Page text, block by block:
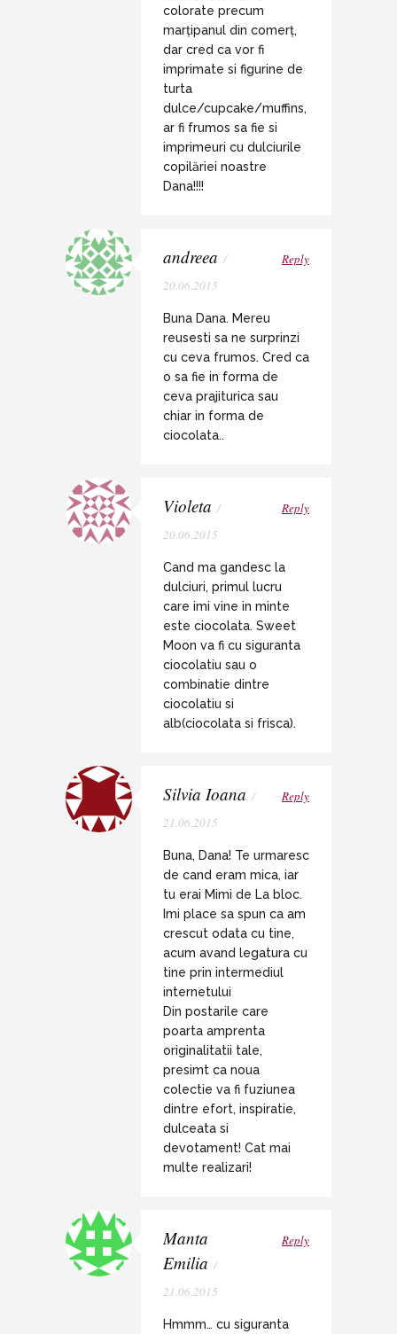
colorate precum
marțipanul din comerț,
dar cred ca vor fi
imprimate si figurine de
turta
dulce/cupcake/muffins,
ar fi frumos sa fie si
imprimeuri cu dulciurile
copilăriei noastre
Dana!!!!
andreea /
20.06.2015
Reply
Buna Dana. Mereu
reusesti sa ne surprinzi
cu ceva frumos. Cred ca
o sa fie in forma de
ceva prajiturica sau
chiar in forma de
ciocolata..
Violeta /
20.06.2015
Reply
Cand ma gandesc la
dulciuri, primul lucru
care imi vine in minte
este ciocolata. Sweet
Moon va fi cu siguranta
ciocolatiu sau o
combinatie dintre
ciocolatiu si
alb(ciocolata si frisca).
Silvia Ioana /
21.06.2015
Reply
Buna, Dana! Te urmaresc
de cand eram mica, iar
tu erai Mimi de La bloc.
Imi place sa spun ca am
crescut odata cu tine,
acum avand legatura cu
tine prin intermediul
internetului
Din postarile care
poarta amprenta
originalitatii tale,
presimt ca noua
colectie va fi fuziunea
dintre efort, inspiratie,
dulceata si
devotament! Cat mai
multe realizari!
Manta
Emilia /
21.06.2015
Reply
Hmmm… cu siguranta